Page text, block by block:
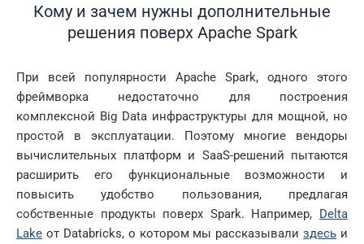
Кому и зачем нужны дополнительные
решения поверх Apache Spark
При всей популярности Apache Spark, одного этого
фреймворка недостаточно для построения
комплексной Big Data инфраструктуры для мощной, но
простой в эксплуатации. Поэтому многие вендоры
вычислительных платформ и SaaS-решений пытаются
расширить его функциональные возможности и
повысить удобство пользования, предлагая
собственные продукты поверх Spark. Например, Delta
Lake от Databricks, о котором мы рассказывализдесь и